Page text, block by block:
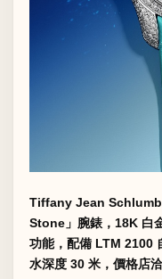
Tiffany Jean
Stone」腕錶，18K 白
功能，配備 LTM 2100
水深度 30 米，價格店洽